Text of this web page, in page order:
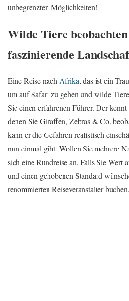
unbegrenzten Möglichkeiten!
Wilde Tiere
faszinierende
Eine Reise nachAfrika, das ist ein
um auf Safari zu gehen und wilde
Sie einen erfahrenen Führer. Der
denen Sie Giraffen, Zebras & Co.
kann er die Gefahren realistisch
nun einmal gibt. Wollen Sie mehrere
sich eine Rundreise an. Falls Sie Wert
und einen gehobenen Standard
renommierten Reiseveranstalter buchen.